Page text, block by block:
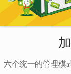
六个统一的管理模